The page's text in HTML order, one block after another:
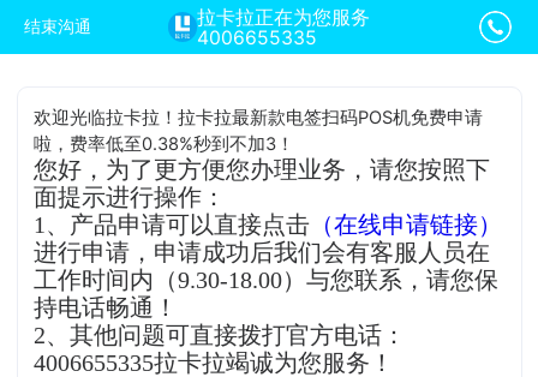
结束沟通
拉卡拉正在为您服务
4006655335
欢迎光临拉卡拉！拉卡拉最新款电签扫码POS机免费申请
啦，费率低至0.38%秒到不加3！
您好，为了更方便您办理业务，请您按照下
面提示进行操作：
1、产品申请可以直接点击 （在线申请链接）
进行申请，申请成功后我们会有客服人员在
工作时间内（9.30-18.00）与您联系，请您保
持电话畅通！
2、其他问题可直接拨打官方电话：
4006655335拉卡拉竭诚为您服务！